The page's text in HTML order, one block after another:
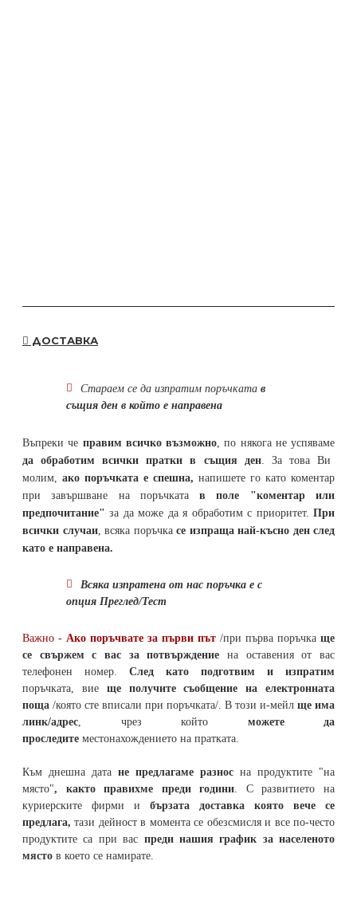
ДОСТАВКА
Стараем се да изпратим поръчката в
същия ден в който е направена
Въпреки че правим всичко възможно, по някога не успяваме
да обработим всички пратки в същия ден. За това Ви
молим, ако поръчката е спешна, напишете го като коментар
при завършване на поръчкатав поле "коментар или
предпочитание" за да може да я обработим с приоритет. При
всички случаи, всяка поръчка се изпраща най-късно ден след
като е направена.
Всяка изпратена от нас поръчка е с
опция Преглед/Тест
Важно - Ако поръчвате за първи път /при първа поръчка ще
се свържем с вас за потвърждение на оставения от вас
телефонен номер. След като подготвим и изпратим
поръчката, вие ще получите съобщение на електронната
поща /която сте вписали при поръчката/. В този и-мейл ще има
линк/адрес, чрез който можете да
проследите местонахождението на пратката.
Към днешна дата не предлагаме разнос на продуктите "на
място", както правихме преди години. С развитието на
куриерските фирми и бързата доставка която вече се
предлага, тази дейност в момента се обезсмисля и все по-често
продуктите са при вас преди нашия график за населеното
място в което се намирате.